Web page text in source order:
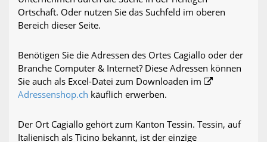
Ortschaft. Oder nutzen Sie das Suchfeld im oberen
Bereich dieser Seite.
Benötigen Sie die Adressen des Ortes Cagiallo oder der
Branche Computer & Internet? Diese Adressen können
Sie auch als Excel-Datei zum Downloaden im
Adressenshop.ch käuflich erwerben.
Der Ort Cagiallo gehört zum Kanton Tessin. Tessin, auf
Italienisch als Ticino bekannt, ist der einzige